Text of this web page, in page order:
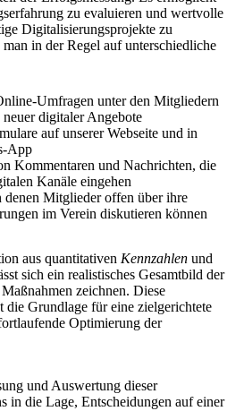
zu evaluieren und wertvolle
Digitalisierungsprojekte zu
in der Regel auf unterschiedliche
Umfragen unter den Mitgliedern
digitaler Angebote
auf unserer Webseite und in
App
Kommentaren und Nachrichten, die
Kanäle eingehen
Mitglieder offen über ihre
im Verein diskutieren können
aus quantitativen Kennzahlen und
sich ein realistisches Gesamtbild der
zeichnen. Diese
die Grundlage für eine zielgerichtete
Optimierung der
und Auswertung dieser
in die Lage, Entscheidungen auf einer